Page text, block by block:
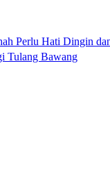
Perlu Hati Dingin
Tulang Bawang